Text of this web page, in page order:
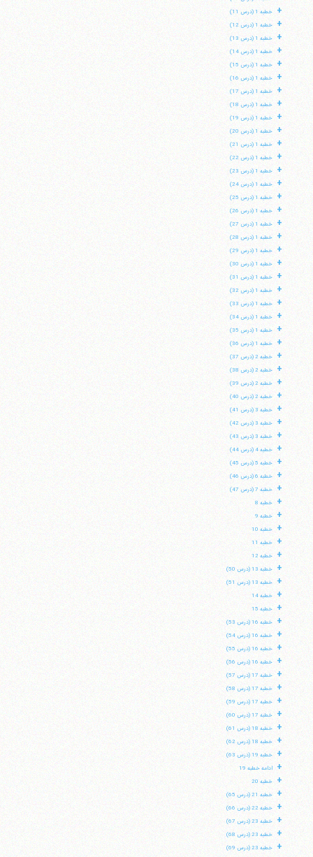
+ خطبه 1 (درس 11)
+ خطبه 1 (درس 12)
+ خطبه 1 (درس 13)
+ خطبه 1 (درس 14)
+ خطبه 1 (درس 15)
+ خطبه 1 (درس 16)
+ خطبه 1 (درس 17)
+ خطبه 1 (درس 18)
+ خطبه 1 (درس 19)
+ خطبه 1 (درس 20)
+ خطبه 1 (درس 21)
+ خطبه 1 (درس 22)
+ خطبه 1 (درس 23)
+ خطبه 1 (درس 24)
+ خطبه 1 (درس 25)
+ خطبه 1 (درس 26)
+ خطبه 1 (درس 27)
+ خطبه 1 (درس 28)
+ خطبه 1 (درس 29)
+ خطبه 1 (درس 30)
+ خطبه 1 (درس 31)
+ خطبه 1 (درس 32)
+ خطبه 1 (درس 33)
+ خطبه 1 (درس 34)
+ خطبه 1 (درس 35)
+ خطبه 1 (درس 36)
+ خطبه 2 (درس 37)
+ خطبه 2 (درس 38)
+ خطبه 2 (درس 39)
+ خطبه 2 (درس 40)
+ خطبه 3 (درس 41)
+ خطبه 3 (درس 42)
+ خطبه 3 (درس 43)
+ خطبه 4 (درس 44)
+ خطبه 5 (درس 45)
+ خطبه 6 (درس 46)
+ خطبه 7 (درس 47)
+ خطبه 8
+ خطبه 9
+ خطبه 10
+ خطبه 11
+ خطبه 12
+ خطبه 13 (درس 50)
+ خطبه 13 (درس 51)
+ خطبه 14
+ خطبه 15
+ خطبه 16 (درس 53)
+ خطبه 16 (درس 54)
+ خطبه 16 (درس 55)
+ خطبه 16 (درس 56)
+ خطبه 17 (درس 57)
+ خطبه 17 (درس 58)
+ خطبه 17 (درس 59)
+ خطبه 17 (درس 60)
+ خطبه 18 (درس 61)
+ خطبه 18 (درس 62)
+ خطبه 19 (درس 63)
+ ادامه خطبه 19
+ خطبه 20
+ خطبه 21 (درس 65)
+ خطبه 22 (درس 66)
+ خطبه 23 (درس 67)
+ خطبه 23 (درس 68)
+ خطبه 23 (درس 69)